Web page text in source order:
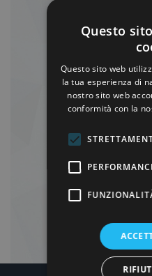
Questo
Questo sito web
la tua esperienza di
nostro sito web
conformità con la